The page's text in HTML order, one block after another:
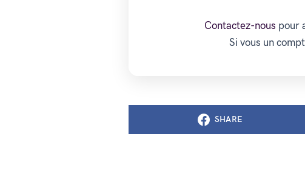
Contactez-nous pour
Si vous un
SHARE